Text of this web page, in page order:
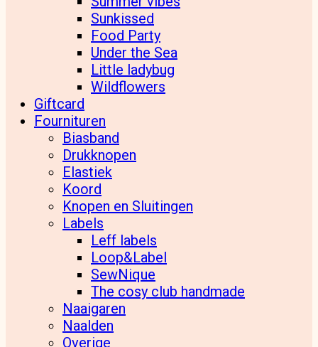
Sunkissed
Food Party
Under the Sea
Little ladybug
Wildflowers
Giftcard
Fournituren
Biasband
Drukknopen
Elastiek
Koord
Knopen en Sluitingen
Labels
Leff labels
Loop&Label
SewNique
The cosy club handmade
Naaigaren
Naalden
Overige